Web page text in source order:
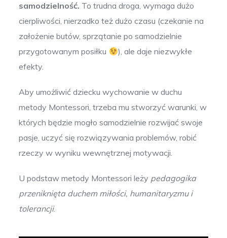
samodzielność. To trudna droga, wymaga dużo
cierpliwości, nierzadko też dużo czasu (czekanie na
założenie butów, sprzątanie po samodzielnie
przygotowanym posiłku
), ale daje niezwykłe
efekty.
Aby umożliwić dziecku wychowanie w duchu
metody Montessori, trzeba mu stworzyć warunki, w
których będzie mogło samodzielnie rozwijać swoje
pasje, uczyć się rozwiązywania problemów, robić
rzeczy w wyniku wewnętrznej motywacji.
U podstaw metody Montessori leży pedagogika
przeniknięta duchem miłości, humanitaryzmu i
tolerancji.